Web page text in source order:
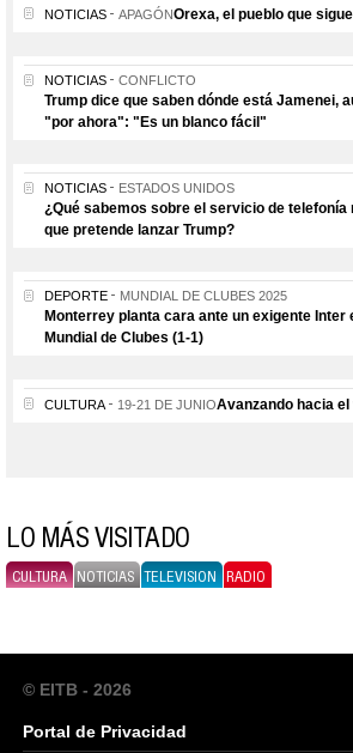
NOTICIAS APAGÓNOrexa, el pueblo que
NOTICIAS CONFLICTO
Trump dice que saben dónde está Jamenei,
"por ahora": "Es un blanco fácil"
NOTICIAS ESTADOS UNIDOS
¿Qué sabemos sobre el servicio de
que pretende lanzar Trump?
DEPORTE MUNDIAL DE CLUBES 2025
Monterrey planta cara ante un exigente Inter
Mundial de Clubes (1-1)
CULTURA 19-21 DE JUNIOAvanzando hacia
LO MÁS VISITADO
CULTURA NOTICIAS TELEVISION RADIO
© EITB - 2026
Portal de Privacidad